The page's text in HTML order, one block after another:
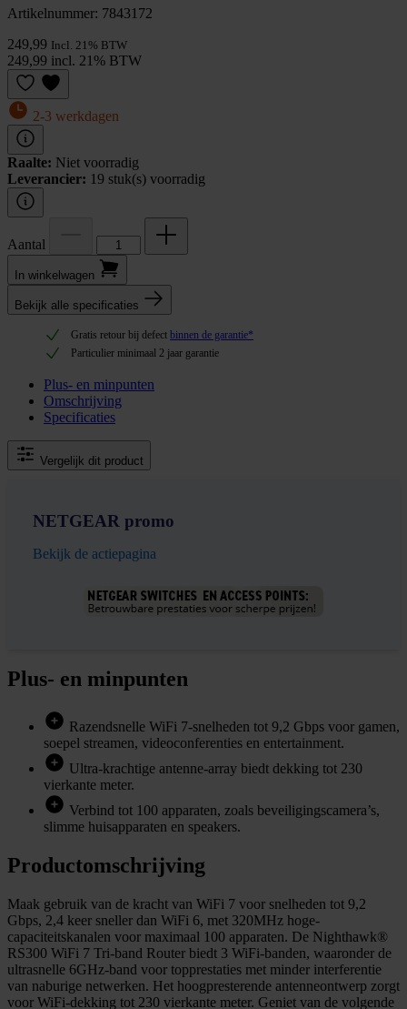
Artikelnummer: 7843172
249,99 Incl. 21% BTW
249,99 incl. 21% BTW
2-3 werkdagen
Raalte: Niet voorradig
Leverancier: 19 stuk(s) voorradig
Aantal
In winkel­wagen
Bekijk alle specificaties
Gratis retour bij defect binnen de garantie*
Particulier minimaal 2 jaar garantie
Plus- en minpunten
Omschrijving
Specificaties
Vergelijk dit product
NETGEAR promo
Bekijk de actiepagina
Plus- en minpunten
Razendsnelle WiFi 7-snelheden tot 9,2 Gbps voor gamen,
soepel streamen, videoconferenties en entertainment.
Ultra-krachtige antenne-array biedt dekking tot 230
vierkante meter.
Verbind tot 100 apparaten, zoals beveiligingscamera’s,
slimme huisapparaten en speakers.
Productomschrijving
Maak gebruik van de kracht van WiFi 7 voor snelheden tot 9,2
Gbps, 2,4 keer sneller dan WiFi 6, met 320MHz hoge-
capaciteitskanalen voor maximaal 100 apparaten. De Nighthawk®
RS300 WiFi 7 Tri-band Router biedt 3 WiFi-banden, waaronder de
ultrasnelle 6GHz-band voor topprestaties met minder interferentie
van naburige netwerken. Het hoogpresterende antenneontwerp zorgt
voor WiFi-dekking tot 230 vierkante meter. Geniet van de volgende